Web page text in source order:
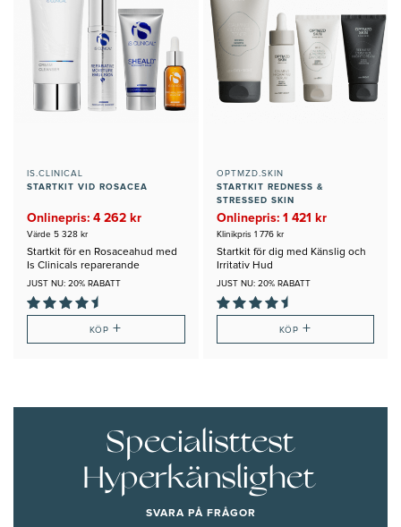
IS.CLINICAL
STARTKIT VID ROSACEA
Onlinepris: 4 262 kr
Värde 5 328 kr
Startkit för en Rosaceahud med
Is Clinicals reparerande
produkter
JUST NU: 20% RABATT
KÖP+
OPTMZD.SKIN
STARTKIT REDNESS &
STRESSED SKIN
Onlinepris: 1 421 kr
Klinikpris 1 776 kr
Startkit för dig med Känslig och
Irritativ Hud
JUST NU: 20% RABATT
KÖP +
Specialisttest
Hyperkänslighet
SVARA PÅ FRÅGOR